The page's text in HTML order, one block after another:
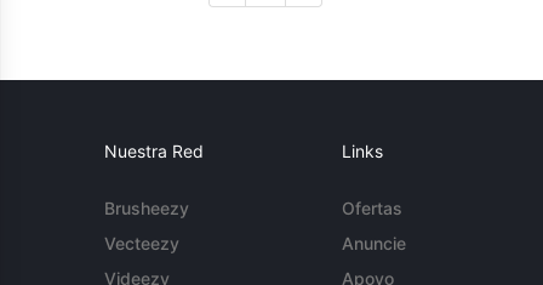
Nuestra Red
Brusheezy
Vecteezy
Videezy
Links
Ofertas
Anuncie
Apoyo